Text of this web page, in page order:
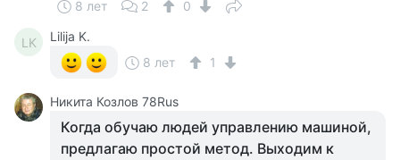
8 лет 2 0
LK
Lilija K.
8 лет
1
Никита Козлов 78Rus
Когда обучаю людей управлению машиной,
предлагаю простой метод. Выходим к